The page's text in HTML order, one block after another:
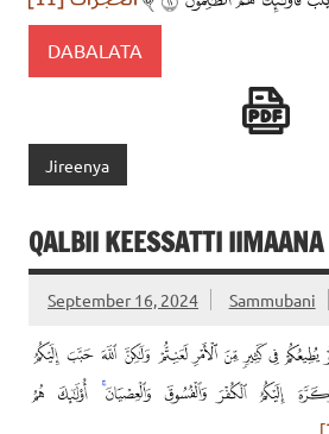
DABALATA
Jireenya
QALBII KEESSATTI
September 16, 2024 Sammubani